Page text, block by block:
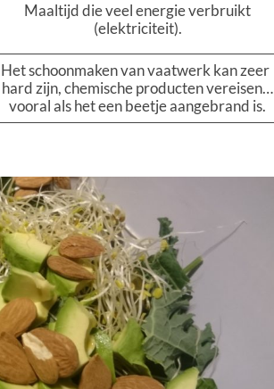
Maaltijd die veel energie verbruikt
(elektriciteit).
Het schoonmaken van vaatwerk kan zeer
hard zijn, chemische producten vereisen…
vooral als het een beetje aangebrand is.